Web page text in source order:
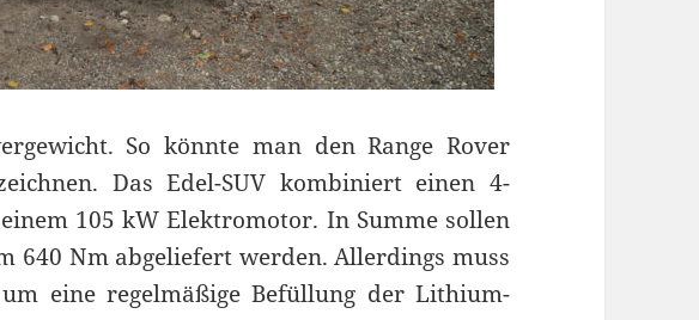
So könnte man den Range Rover
Das Edel-SUV kombiniert einen 4-
105 kW Elektromotor. In Summe sollen
640 Nm abgeliefert werden. Allerdings muss
eine regelmäßige Befüllung der Lithium-